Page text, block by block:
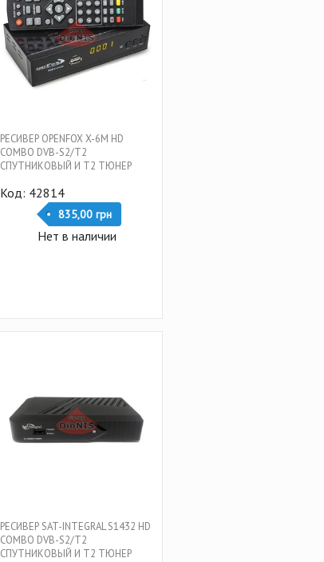
РЕСИВЕР OPENFOX X-6M HD
COMBO DVB-S2/T2
СПУТНИКОВЫЙ И Т2 ТЮНЕР
Код: 42814
835,00 грн
Нет в наличии
РЕСИВЕР SAT-INTEGRAL S1432 HD
COMBO DVB-S2/T2
СПУТНИКОВЫЙ И Т2 ТЮНЕР